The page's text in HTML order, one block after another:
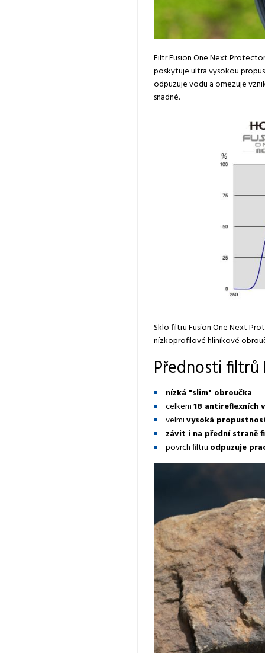
Filtr Fusion One Next
poskytuje ultra vysokou
odpuzuje vodu a omezuje
snadné.
Sklo filtru Fusion One Next
nízkoprofilové hliníkové
Přednosti filtrů
nízká "slim" obroučka
celkem18 antireflexních
velmivysoká
závit i na přední straně
povrch filtru odpuzuje